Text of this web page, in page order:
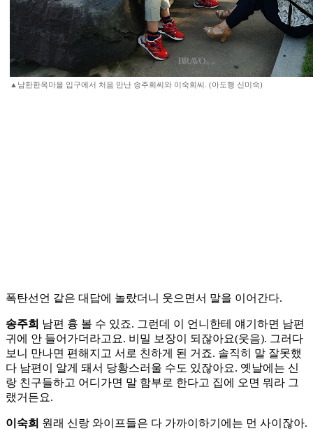
▲남한한옥마을 입구에서 처음 만난 송주희씨와 이숙희씨. (아도행 신미숙)
폭탄선언 같은 대답에 놀랐더니 웃으면서 말을 이어간다.
송주희 남편 흉 볼 수 있죠. 그런데 이 언니한테 얘기하면 남편
귀에 안 들어가더라고요. 비밀 보장이 되잖아요(웃음). 그러다
보니 만나면 편해지고 서로 친하게 된 거죠. 솔직히 말 잘못했
다 남편이 알게 돼서 당황스러울 수도 있잖아요. 옛날에는 신
랑 친구들하고 어디가면 말 함부로 한다고 집에 오면 뭐라 그
랬거든요.
이숙희 원래 신랑 와이프들은 다 가까이하기에는 먼 사이잖아.